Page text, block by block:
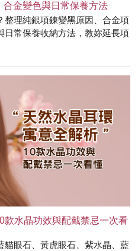
金變色與日常保養方法
整理純銀項鍊變黑原因、合金項
日常保養收納方法，教妳延長項
款水晶功效與配戴禁忌一次看
貓眼石、黃虎眼石、紫水晶、藍